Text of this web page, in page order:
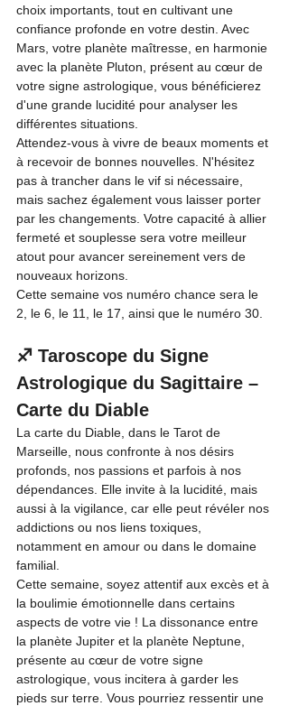
choix importants, tout en cultivant une
confiance profonde en votre destin. Avec
Mars, votre planète maîtresse, en harmonie
avec la planète Pluton, présent au cœur de
votre signe astrologique, vous bénéficierez
d'une grande lucidité pour analyser les
différentes situations.
Attendez-vous à vivre de beaux moments et
à recevoir de bonnes nouvelles. N'hésitez
pas à trancher dans le vif si nécessaire,
mais sachez également vous laisser porter
par les changements. Votre capacité à allier
fermeté et souplesse sera votre meilleur
atout pour avancer sereinement vers de
nouveaux horizons.
Cette semaine vos numéro chance sera le
2, le 6, le 11, le 17, ainsi que le numéro 30.
♐ Taroscope du Signe
Astrologique du Sagittaire –
Carte du Diable
La carte du Diable, dans le Tarot de
Marseille, nous confronte à nos désirs
profonds, nos passions et parfois à nos
dépendances. Elle invite à la lucidité, mais
aussi à la vigilance, car elle peut révéler nos
addictions ou nos liens toxiques,
notamment en amour ou dans le domaine
familial.
Cette semaine, soyez attentif aux excès et à
la boulimie émotionnelle dans certains
aspects de votre vie ! La dissonance entre
la planète Jupiter et la planète Neptune,
présente au cœur de votre signe
astrologique, vous incitera à garder les
pieds sur terre. Vous pourriez ressentir une